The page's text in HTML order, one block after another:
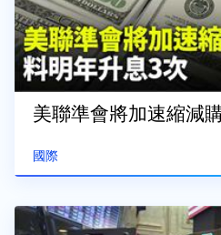
國際
美聯準會將加速縮減